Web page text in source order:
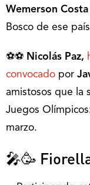
Wemerson
Bosco de ese
⚽⚽ Nicolás Paz,
convocado por
amistosos que la
Juegos
marzo.
🎤🥳